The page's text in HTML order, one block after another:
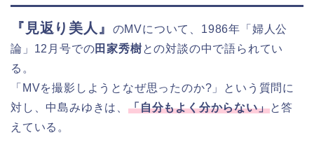
『見返り美人』
のMVについて、1986年「婦人公
論」12月号での田家秀樹との対談の中で語られてい
る。
「MVを撮影しようとなぜ思ったのか?」という質問に
対し、中島みゆきは、 「自分もよく分からない」と答
えている。